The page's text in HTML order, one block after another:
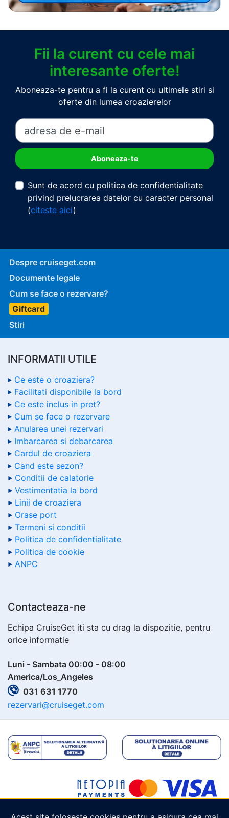
Fii la curent cu cele mai
interesante oferte!
Aboneaza-te pentru a fi la curent cu ultimele stiri si
oferte din lumea croazierelor
Sunt de acord cu politica de confidentialitate
privind prelucrarea datelor cu caracter personal
(citeste aici)
Despre cruiseget.com
Documente legale
Cum se face o rezervare?
Giftcard
Stiri
INFORMATII UTILE
Ce este o croaziera?
Facilitati disponibile la bord
Ce este inclus in pret?
Cum se face o rezervare
Anularea unei rezervari
Imbarcarea si debarcarea
Cardul de croaziera
Cand este sezon?
Conditii de calatorie
Vestimentatia la bord
Linii de croaziera
Orase port
Termeni si conditii
Politica de confidentialitate
Politica de cookie
ANPC
Contacteaza-ne
Echipa CruiseGet iti sta cu drag la dispozitie, pentru
orice informatie
Luni - Sambata 00:00 - 08:00
America/Los_Angeles
031 631 1770
rezervari@cruiseget.com